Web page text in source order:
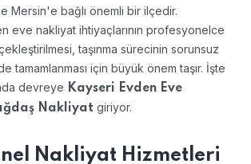
Mersin'e bağlı önemli bir ilçedir.
eve nakliyat ihtiyaçlarının profesyonelce
taşınma sürecinin sorunsuz
tamamlanması için büyük önem taşır. İşte
devreye Kayseri Evden Eve
Nakliyat giriyor.
Nakliyat Hizmetleri